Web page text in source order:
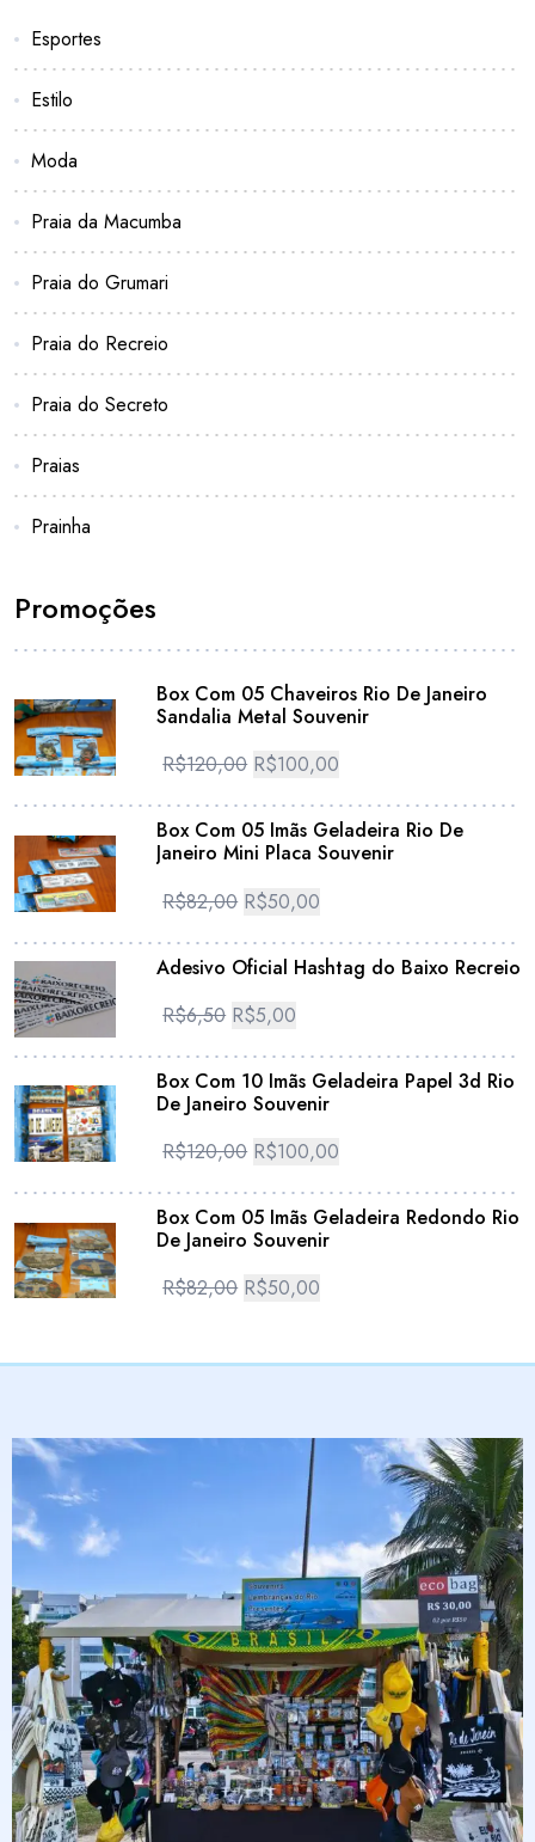
Esportes
Estilo
Moda
Praia da Macumba
Praia do Grumari
Praia do Recreio
Praia do Secreto
Praias
Prainha
Promoções
Box Com 05 Chaveiros Rio De Janeiro
Sandalia Metal Souvenir
R$120,00 R$100,00
Box Com 05 Imãs Geladeira Rio De
Janeiro Mini Placa Souvenir
R$82,00 R$50,00
Adesivo Oficial Hashtag do Baixo Recreio
R$6,50 R$5,00
Box Com 10 Imãs Geladeira Papel 3d Rio
De Janeiro Souvenir
R$120,00 R$100,00
Box Com 05 Imãs Geladeira Redondo Rio
De Janeiro Souvenir
R$82,00 R$50,00